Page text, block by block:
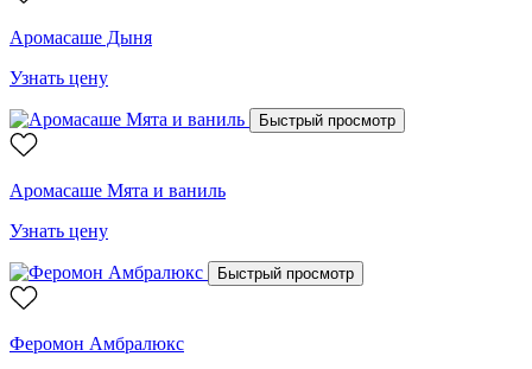
Аромасаше Дыня
Узнать цену
Быстрый просмотр
Аромасаше Мята и ваниль
Узнать цену
Быстрый просмотр
Феромон Амбралюкс